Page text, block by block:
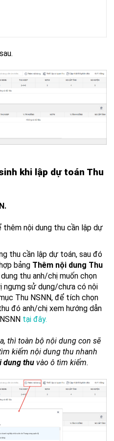
khi lập dự toán Thu
thêm nội dung thu cần lập dự
thu cần lập dự toán, sau đó
bảng Thêm nội dung Thu
thu anh/chị muốn chọn
ngưng sử dụng/chưa có nội
Thu NSNN, để tích chọn
đó anh/chị xem hướng dẫn
tại đây.
thì toàn bộ nội dung con sẽ
kiếm nội dung thu nhanh
dung thu vào ô tìm kiếm.